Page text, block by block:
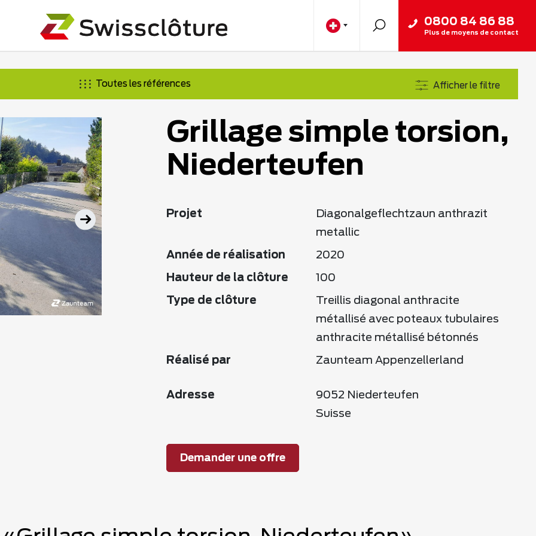
0800 84 86 88
Plus de moyens de contact
Toutes les références Afficher le filtre
Grillage simple torsion,
Niederteufen
Projet
Diagonalgeflechtzaun anthrazit
metallic
Année de réalisation 2020
Hauteur de la clôture 100
Type de clôture
Treillis diagonal anthracite
métallisé avec poteaux tubulaires
anthracite métallisé bétonnés
Réalisé par Zaunteam Appenzellerland
Adresse
9052 Niederteufen
Suisse
Demander une offre